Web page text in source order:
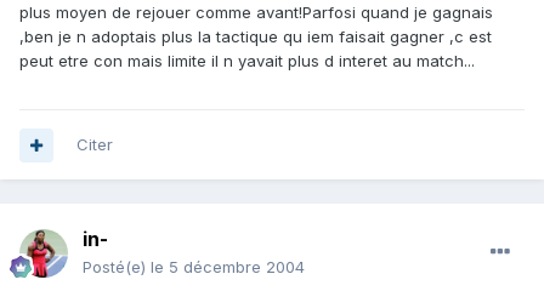
plus moyen de rejouer comme avant!Parfosi quand je gagnais
,ben je n adoptais plus la tactique qu iem faisait gagner ,c est
peut etre con mais limite il n yavait plus d interet au match...
Citer
in-
Posté(e) le 5 décembre 2004